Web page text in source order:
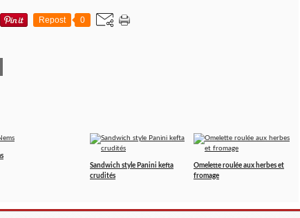
Repost 0
Sandwich style Panini kefta
crudités
Omelette roulée aux herbes et
fromage